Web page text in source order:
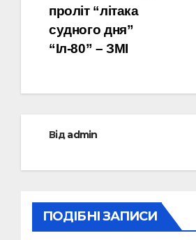
проліт “літака
судного дня”
“Іл-80” – ЗМІ
Відadmin
ПОДІБНІ ЗАПИСИ